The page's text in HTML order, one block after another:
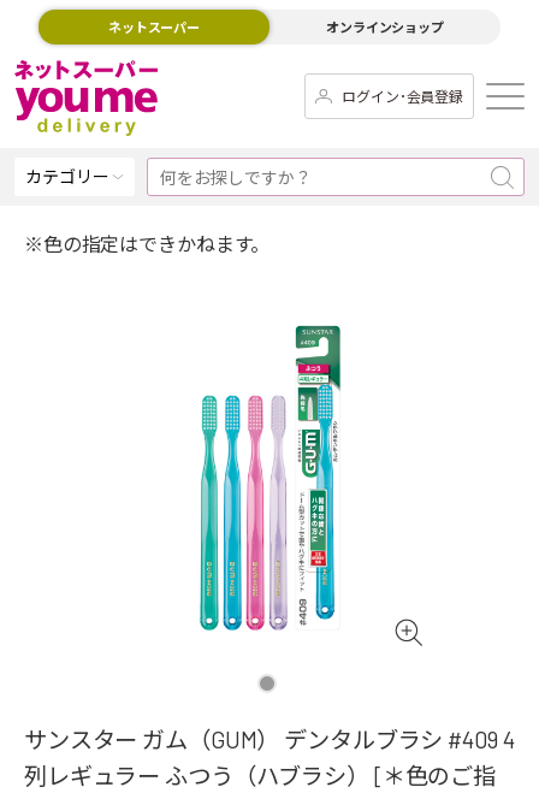
ネットスーパー オンラインショップ
ログイン･会員登録
カテゴリー
※色の指定はできかねます。
サンスター ガム（GUM） デンタルブラシ #409 4
列レギュラー ふつう（ハブラシ） [＊色のご指